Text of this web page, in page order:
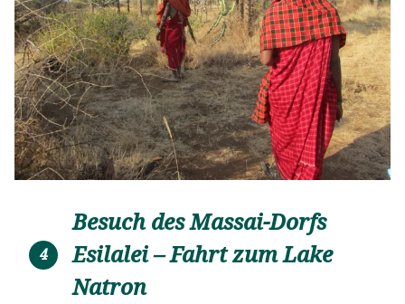
4
Besuch des Massai-Dorfs
Esilalei – Fahrt zum Lake
Natron